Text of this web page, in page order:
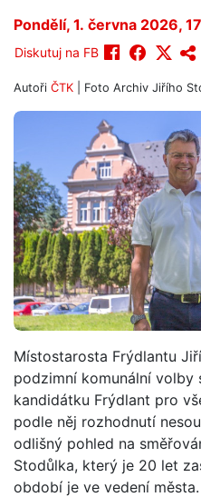
Pondělí, 1. června 2026,
Diskutuj na FB
Autoři ČTK | Foto Archiv Jiřího
Místostarosta Frýdlantu
podzimní komunální
kandidátku Frýdlant pro
podle něj rozhodnutí
odlišný pohled na
Stodůlka, který je 20 let
období je ve vedení města.